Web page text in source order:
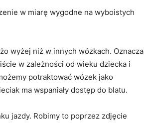
w miarę wygodne na wyboistych
wyżej niż w innych wózkach. Oznacza
w zależności od wieku dziecka i
potraktować wózek jako
ma wspaniały dostęp do blatu.
jazdy. Robimy to poprzez zdjęcie